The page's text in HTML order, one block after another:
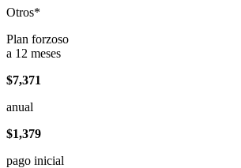
Otros*
Plan forzoso
a 12 meses
$7,371
anual
$1,379
pago inicial